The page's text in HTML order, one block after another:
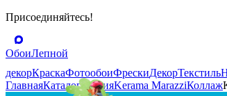
Присоединяйтесь!
ОбоиЛепной
декорКраскаФотообоиФрескиДекорТекстиль
ГлавнаяКаталогРоссияKerama MarazziКоллаж